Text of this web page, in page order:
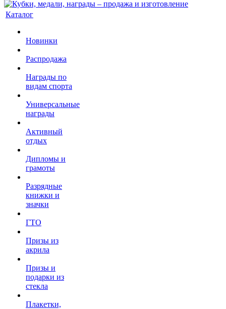
Каталог
Новинки
Распродажа
Награды по
видам спорта
Универсальные
награды
Активный
отдых
Дипломы и
грамоты
Разрядные
книжки и
значки
ГТО
Призы из
акрила
Призы и
подарки из
стекла
Плакетки,